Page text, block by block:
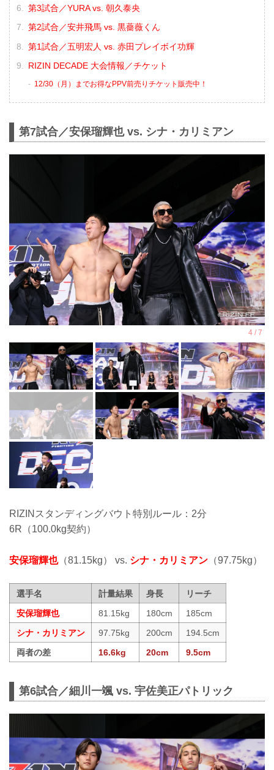
第3試合／YURA vs. 朝久泰央
第2試合／安井飛馬 vs. 黒薔薇くん
第1試合／五明宏人 vs. 赤田プレイボイ功輝
RIZIN DECADE 大会情報／チケット
12/30（月）までお得なPPV前売りチケット販売中！
第7試合／安保瑠輝也 vs. シナ・カリミアン
RIZINスタンディングバウト特別ルール：2分
6R（100.0kg契約）
安保瑠輝也（81.15kg） vs. シナ・カリミアン （97.75kg）
選手名 計量結果 身長
リーチ
安保瑠輝也
81.15kg 180cm
185cm
シナ・カリミアン
97.75kg 200cm
194.5cm
両者の差
16.6kg 20cm 9.5cm
第6試合／細川一颯 vs. 宇佐美正パトリック